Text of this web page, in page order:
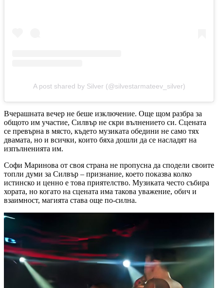
A post shared by Silver (@silvestarmateev_silver)
Вчерашната вечер не беше изключение. Още щом разбра за
общото им участие, Силвър не скри вълнението си. Сцената
се превърна в място, където музиката обедини не само тях
двамата, но и всички, които бяха дошли да се насладят на
изпълненията им.
Софи Маринова от своя страна не пропусна да сподели своите
топли думи за Силвър – признание, което показва колко
истинско и ценно е това приятелство. Музиката често събира
хората, но когато на сцената има такова уважение, обич и
взаимност, магията става още по-силна.